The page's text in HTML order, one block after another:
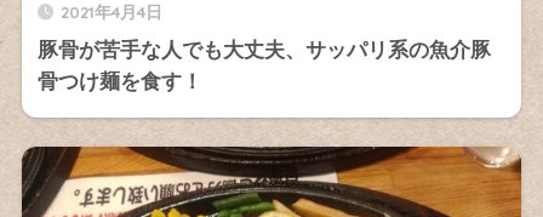
2021年4月4日
豚骨が苦手な人でも大丈夫、サッパリ系の魚介豚
骨つけ麺を食す！